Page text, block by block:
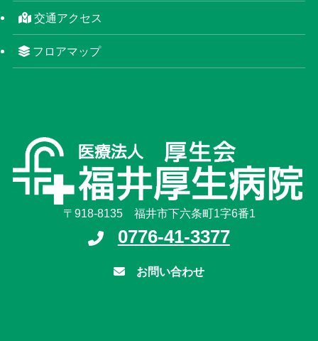
交通アクセス
フロアマップ
〒918-8135 福井市下六条町1字6番1
0776-41-3377
お問い合わせ